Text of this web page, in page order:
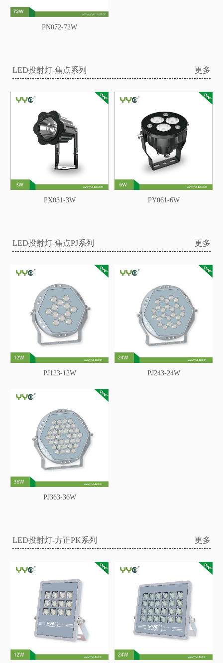
PN072-72W
LED投射灯-焦点系列 更多
PX031-3W PY061-6W
LED投射灯-焦点PJ系列 更多
PJ123-12W PJ243-24W
PJ363-36W
LED投射灯-方正PK系列 更多